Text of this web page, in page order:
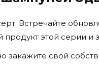
Встречайте
продукт этой серии и
закажите свой